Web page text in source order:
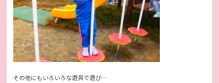
その他にもいろいろな遊具で遊び…